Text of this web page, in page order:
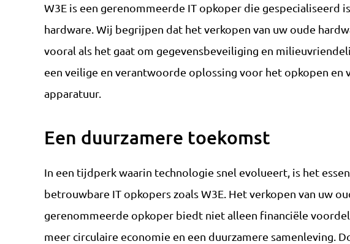
W3E is een gerenommeerde IT opkoper die gespecialiseerd
hardware. Wij begrijpen dat het verkopen van uw oude
vooral als het gaat om gegevensbeveiliging en
een veilige en verantwoorde oplossing voor het opkopen en
apparatuur.
Een duurzamere toekomst
In een tijdperk waarin technologie snel evolueert, is het
betrouwbare IT opkopers zoals W3E. Het verkopen van uw
gerenommeerde opkoper biedt niet alleen financiële
meer circulaire economie en een duurzamere samenleving.